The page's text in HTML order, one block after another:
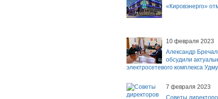
«Кировэнерго»
10 февраля 2023
Александр
обсудили
электросетевого комплекса
7 февраля 2023